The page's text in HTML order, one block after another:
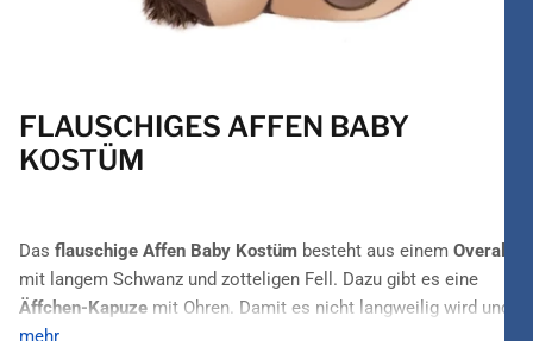
FLAUSCHIGES AFFEN BABY
KOSTÜM
Das flauschige Affen Baby Kostüm besteht aus einem Overall
mit langem Schwanz und zotteligen Fell. Dazu gibt es eine
Äffchen-Kapuze mit Ohren. Damit es nicht langweilig wird und
für den kleinen Affenhunger zwischendurch, gibt es eine
mehr